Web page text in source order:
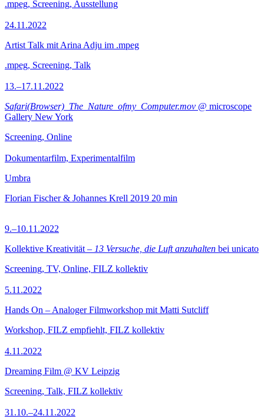
.mpeg, Screening, Ausstellung
24.11.2022
Artist Talk mit Arina Adju im .mpeg
.mpeg, Screening, Talk
13.–17.11.2022
Safari(Browser)_The_Nature_ofmy_Computer.mov @ microscope
Gallery New York
Screening, Online
Dokumentarfilm, Experimentalfilm
Umbra
Florian Fischer & Johannes Krell 2019 20 min
9.–10.11.2022
Kollektive Kreativität – 13 Versuche, die Luft anzuhalten bei unicato
Screening, TV, Online, FILZ kollektiv
5.11.2022
Hands On – Analoger Filmworkshop mit Matti Sutcliff
Workshop, FILZ empfiehlt, FILZ kollektiv
4.11.2022
Dreaming Film @ KV Leipzig
Screening, Talk, FILZ kollektiv
31.10.–24.11.2022